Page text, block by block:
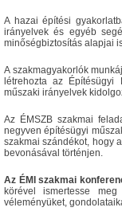
A hazai építési
irányelvek és egyéb
minőségbiztosítás alapjai
A szakmagyakorlók
létrehozta az Építésügyi
műszaki irányelvek
Az ÉMSZB szakmai
negyven építésügyi
szakmai szándékot, hogy
bevonásával történjen.
Az ÉMI szakmai
körével ismertesse
véleményüket,